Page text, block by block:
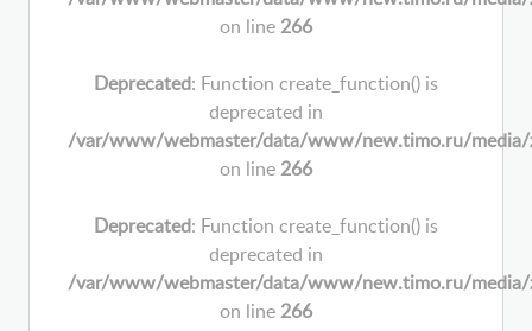
on line 266
Deprecated: Function create_function() is
deprecated in
/var/www/webmaster/data/www/new.timo.ru/media/
on line 266
Deprecated: Function create_function() is
deprecated in
/var/www/webmaster/data/www/new.timo.ru/media/
on line 266